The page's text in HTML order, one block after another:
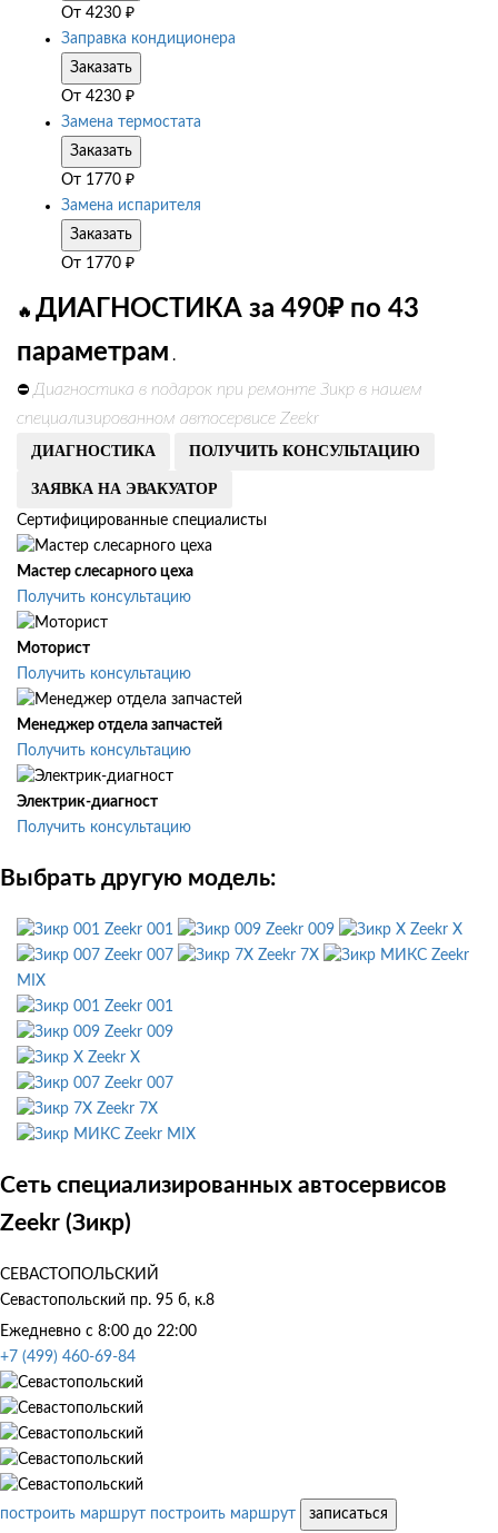
От 4230 ₽
Заправка кондиционера
Заказать
От 4230 ₽
Замена термостата
Заказать
От 1770 ₽
Замена испарителя
Заказать
От 1770 ₽
🔥 ДИАГНОСТИКА за 490₽ по 43
параметрам .
⛔ Диагностика в подарок при ремонте Зикр в нашем
специализированном автосервисе Zeekr
ДИАГНОСТИКА ПОЛУЧИТЬ КОНСУЛЬТАЦИЮ
ЗАЯВКА НА ЭВАКУАТОР
Сертифицированные специалисты
Мастер слесарного цеха
Получить консультацию
Моторист
Получить консультацию
Менеджер отдела запчастей
Получить консультацию
Электрик-диагност
Получить консультацию
Выбрать другую модель:
Zeekr 001 Zeekr 009
Zeekr X
Zeekr 007
Zeekr 7X
Zeekr
MIX
Zeekr 001
Zeekr 009
Zeekr X
Zeekr 007
Zeekr 7X
Zeekr MIX
Сеть специализированных автосервисов
Zeekr (Зикр)
СЕВАСТОПОЛЬСКИЙ
Севастопольский пр. 95 б, к.8
Ежедневно с 8:00 до 22:00
+7 (499) 460-69-84
построить маршрут построить маршрут
записаться